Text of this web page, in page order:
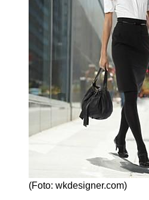
(Foto: wkdesigner.com)